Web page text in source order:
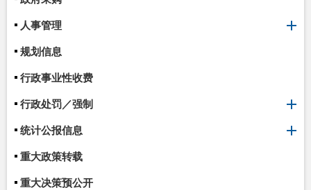
人事管理
规划信息
行政事业性收费
行政处罚／强制
统计公报信息
重大政策转载
重大决策预公开